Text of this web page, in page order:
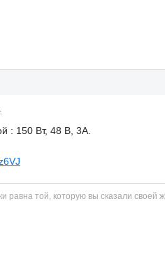
: 150 Вт, 48 В, 3А.
равна той, которую вы сказали своей